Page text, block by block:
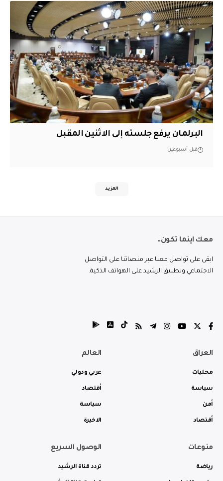
البرلمان يرفع جلسته إلى الاثنين المقبل
قبل أسبوعين
المزيد
معك اينما تكون..
ابقى على تواصل معنا عبر منصاتنا على التواصل
الاجتماعي وتطبيق الرشيد على الهواتف الذكية.
العراق
محليات
سياسة
أمن
أقتصاد
العالم
عربي ودولي
أقتصاد
سياسة
الاخيرة
منوعات
رياضة
الوصول السريع
تردد قناة الرشيد